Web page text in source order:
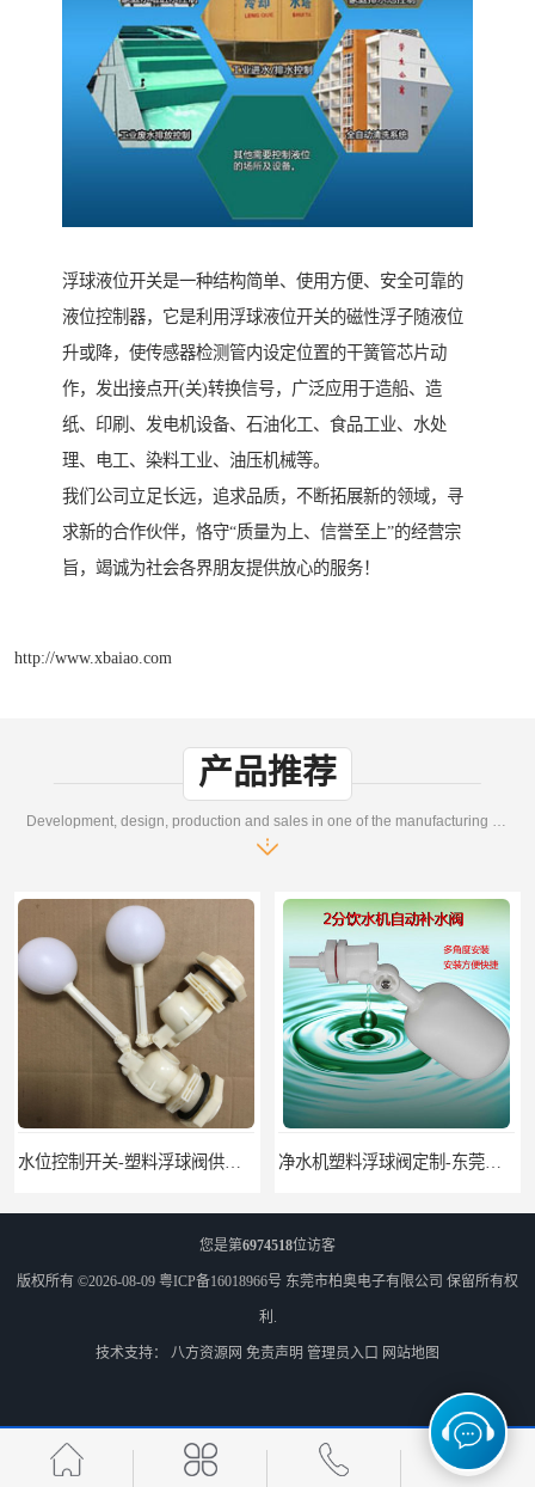
浮球液位开关是一种结构简单、使用方便、安全可靠的
液位控制器，它是利用浮球液位开关的磁性浮子随液位
升或降，使传感器检测管内设定位置的干簧管芯片动
作，发出接点开(关)转换信号，广泛应用于造船、造
纸、印刷、发电机设备、石油化工、食品工业、水处
理、电工、染料工业、油压机械等。
我们公司立足长远，追求品质，不断拓展新的领域，寻
求新的合作伙伴，恪守“质量为上、信誉至上”的经营宗
旨，竭诚为社会各界朋友提供放心的服务！
http://www.xbaiao.com
产品推荐
Development, design, production and sales in one of the manufacturing enterprises
带吸回油传感器 多功能燃油箱油位传感器 生产厂家
您是第6974518位访客
版权所有 ©2026-08-09 粤ICP备16018966号 东莞市柏奥电子有限公司 保留所有权
利.
技术支持： 八方资源网 免责声明 管理员入口 网站地图